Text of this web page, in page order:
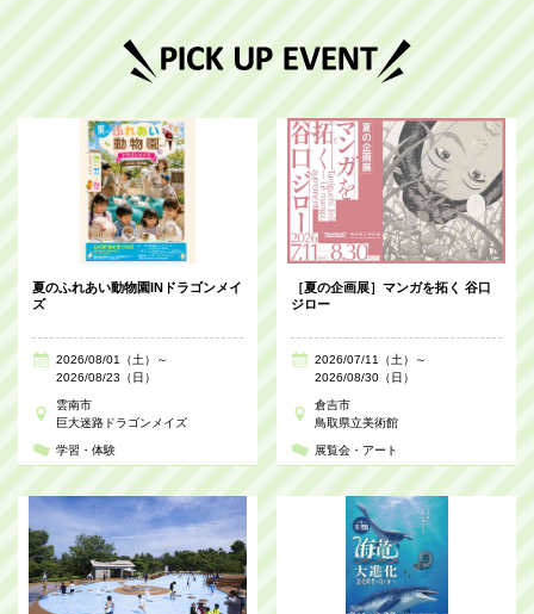
夏のふれあい動物園INドラゴンメイ
ズ
2026/08/01（土）～
2026/08/23（日）
雲南市
巨大迷路ドラゴンメイズ
学習・体験
［夏の企画展］マンガを拓く 谷口
ジロー
2026/07/11（土）～
2026/08/30（日）
倉吉市
鳥取県立美術館
展覧会・アート